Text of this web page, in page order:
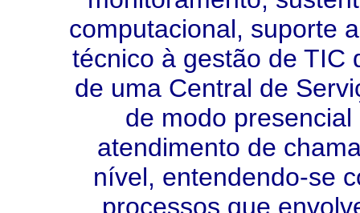
computacional, suporte
técnico à gestão de TIC
de uma Central de
de modo
atendimento de
nível, entendendo-se
processos que